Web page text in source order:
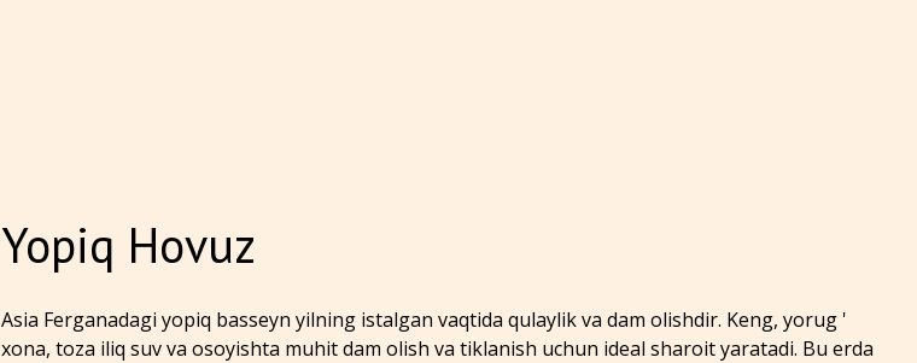
Yopiq Hovuz
Asia Ferganadagi yopiq basseyn yilning istalgan vaqtida qulaylik va dam olishdir. Keng, yorug '
xona, toza iliq suv va osoyishta muhit dam olish va tiklanish uchun ideal sharoit yaratadi. Bu erda